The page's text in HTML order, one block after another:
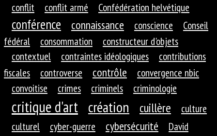
conflit conflit armé Confédération helvétique
conférence connaissance conscience
Conseil
fédéral
consommation
constructeur d'objets
contextuel
contraintes idéologiques
contributions
fiscales
controverse contrôle
convergence nbic
convoitise
crimes criminels criminologie
critique d'art création cuillère
culture
culturel
cyber-guerre cybersécurité
David